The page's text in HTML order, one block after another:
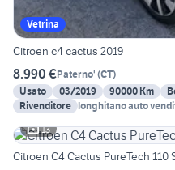
Vetrina
Citroen c4 cactus 2019
8.990 €Paterno' (CT)
Usato
03/2019 90000 Km
Rivenditore longhitano auto
13
Citroen C4 Cactus PureTech 110